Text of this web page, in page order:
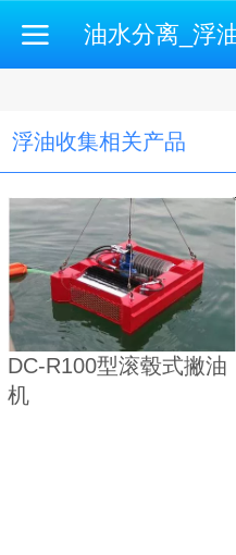
浮油收集相关产品
DC-R100型滚毂式撇油
机